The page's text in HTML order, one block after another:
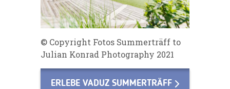
© Copyright Fotos Summerträff to
Julian Konrad Photography 2021
ERLEBE VADUZ SUMMERTRÄFF